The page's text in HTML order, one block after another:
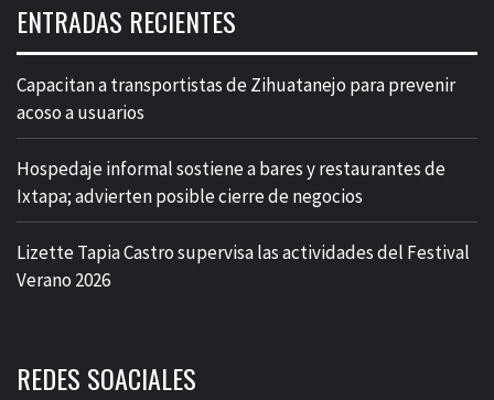
ENTRADAS RECIENTES
Capacitan a transportistas de Zihuatanejo para prevenir
acoso a usuarios
Hospedaje informal sostiene a bares y restaurantes de
Ixtapa; advierten posible cierre de negocios
Lizette Tapia Castro supervisa las actividades del Festival
Verano 2026
REDES SOACIALES